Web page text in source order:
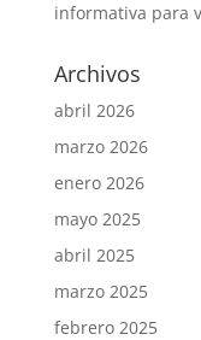
informativa para
Archivos
abril 2026
marzo 2026
enero 2026
mayo 2025
abril 2025
marzo 2025
febrero 2025